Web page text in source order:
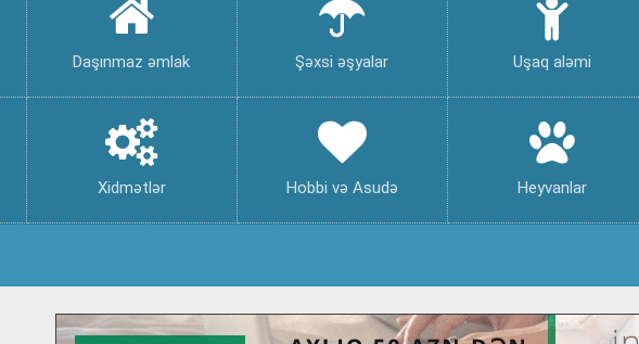
Daşınmaz əmlak Şəxsi əşyalar Uşaq aləmi
Xidmətlər Hobbi və Asudə Heyvanlar